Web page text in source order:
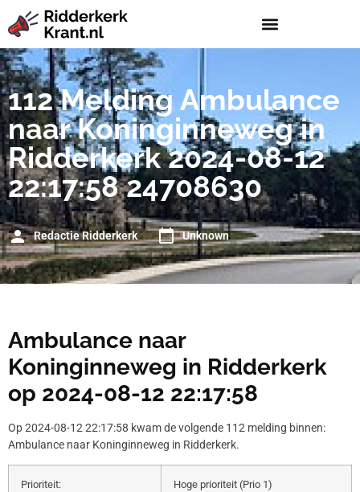
112 Melding Ambulance
naar Koninginneweg in
Ridderkerk 2024-08-12
22:17:58 24708630
Redactie Ridderkerk Unknown
Ambulance naar
Koninginneweg in Ridderkerk
op 2024-08-12 22:17:58
Op 2024-08-12 22:17:58 kwam de volgende 112 melding binnen:
Ambulance naar Koninginneweg in Ridderkerk.
Prioriteit: Hoge prioriteit (Prio 1)